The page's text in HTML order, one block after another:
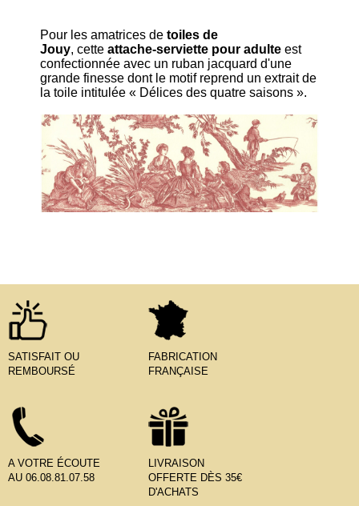
Pour les amatrices de toiles de
Jouy, cette attache-serviette pour adulte est
confectionnée avec un ruban jacquard d'une
grande finesse dont le motif reprend un extrait de
la toile intitulée « Délices des quatre saisons ».
SATISFAIT OU
REMBOURSÉ
FABRICATION
FRANÇAISE
A VOTRE ÉCOUTE
AU 06.08.81.07.58
LIVRAISON
OFFERTE DÈS 35€
D'ACHATS